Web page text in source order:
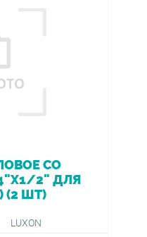
СО
2" ДЛЯ
(2 ШТ)
LUXON